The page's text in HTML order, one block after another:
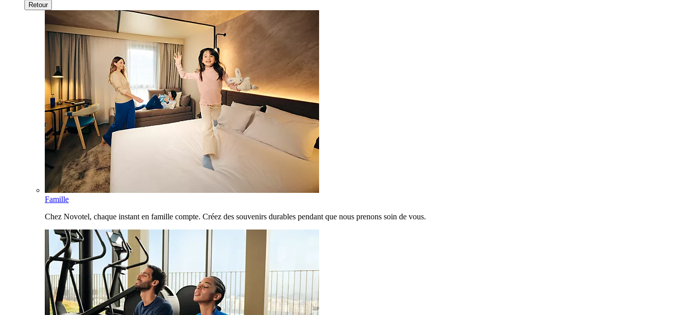
Retour
Famille
Chez Novotel, chaque instant en famille compte. Créez des souvenirs durables pendant que nous prenons soin de vous.